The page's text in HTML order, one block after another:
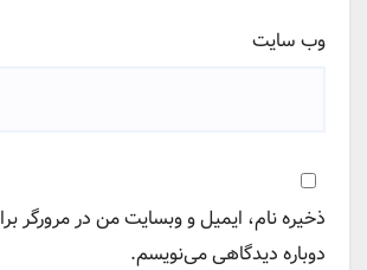
وب‌ سایت
ذخیره نام، ایمیل و وبسایت من در مرورگر
دوباره دیدگاهی می‌نویسم.